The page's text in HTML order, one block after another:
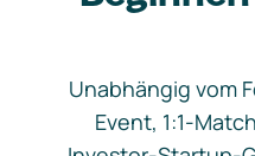
Unabhängig vom
Event, 1:1-